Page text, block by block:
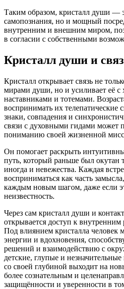
Таким образом, кристалл души —
самопознания, но и мощный
внутренним и внешним миром,
в согласии с собственными
Кристалл души и
Кристалл открывает связь не
мирами души, но и усиливает её с
наставниками и тотемами.
воспринимать их телепатические
знаки, совпадения и
связи с духовными гидами может
пониманию своей жизненной
Он помогает раскрыть
путь, который раньше был окутан
иногда и невежества. Каждая
восприниматься как часть
каждым новым шагом, даже если
неизвестность.
Через сам кристалл души и
открывается доступ к
Под влиянием кристалла человек
энергии и вдохновения,
решений и взаимодействию с
детские, глупые и
со своей глубиной выходит на
более сознательным и
защищённости и уверенности в